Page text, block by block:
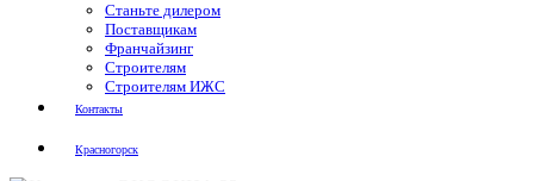
Станьте дилером
Поставщикам
Франчайзинг
Строителям
Строителям ИЖС
Контакты
Красногорск